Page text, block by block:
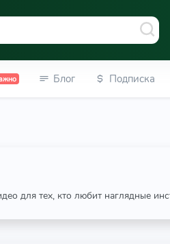
Блог Подписка
для тех, кто любит наглядные